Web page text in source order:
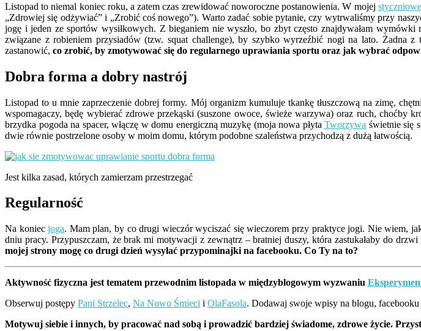
Listopad to niemal koniec roku, a zatem czas zrewidować noworoczne postanowienia. W mojej
„Zdrowiej się odżywiać” i „Zrobić coś nowego”). Warto zadać sobie pytanie, czy wytrwaliśmy przy
jogę i jeden ze sportów wysiłkowych. Z bieganiem nie wyszło, bo zbyt często znajdywałam
związane z robieniem przysiadów (tzw. squat challenge), by szybko wyrzeźbić nogi na lato. Żadna
zastanowić, co zrobić, by zmotywować się do regularnego uprawiania sportu oraz jak wybrać
Dobra forma a dobry nastrój
Listopad to u mnie zaprzeczenie dobrej formy. Mój organizm kumuluje tkankę tłuszczową na zimę,
wspomagaczy, będę wybierać zdrowe przekąski (suszone owoce, świeże warzywa) oraz ruch,
brzydka pogoda na spacer, włączę w domu energiczną muzykę (moja nowa płyta Tworzywa świetnie się
dwie równie postrzelone osoby w moim domu, którym podobne szaleństwa przychodzą z dużą łatwością.
Jest kilka zasad, których zamierzam przestrzegać
Regularność
Na koniecjoga. Mam plan, by co drugi wieczór wyciszać się wieczorem przy praktyce jogi. Nie wiem,
dniu pracy. Przypuszczam, że brak mi motywacji z zewnątrz – bratniej duszy, która zastukałaby do
mojej strony mogę co drugi dzień wysyłać przypominajki na facebooku. Co Ty na to?
Aktywność fizyczna jest tematem przewodnim listopada w międzyblogowym wyzwaniu
Obserwuj postępy Pani Strzelec, Na Nowo Śmieci i OlaFasola. Dodawaj swoje wpisy na blogu, facebooku
Motywuj siebie i innych, by pracować nad sobą i prowadzić bardziej świadome, zdrowe życie.